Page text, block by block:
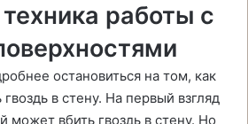
работы с
остановиться на том, как
в стену. На первый взгляд
может вбить гвоздь в стену. Но